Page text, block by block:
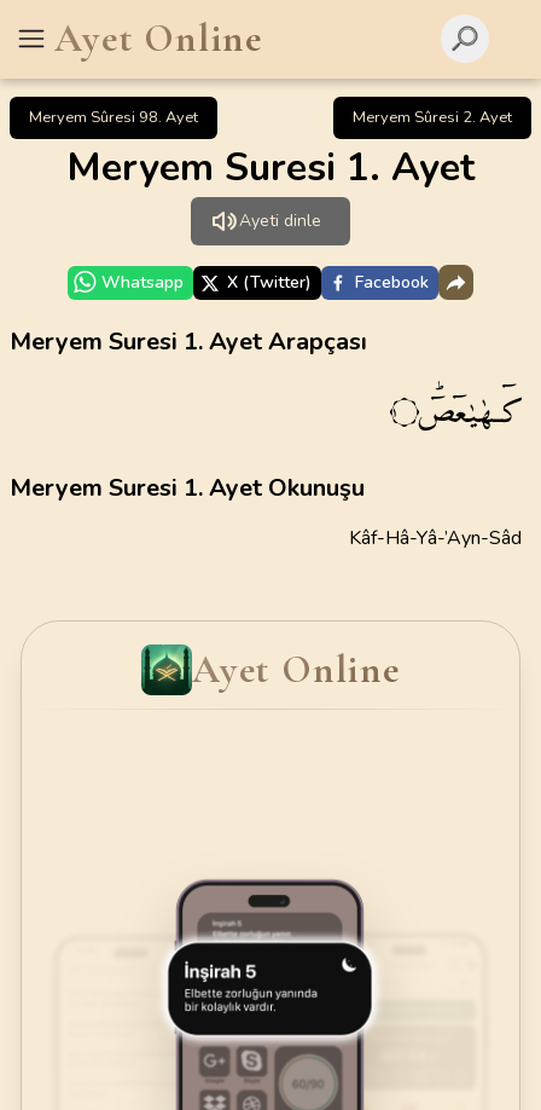
Ayet Online
Meryem Sûresi 98. Ayet Meryem Sûresi 2. Ayet
Meryem Suresi 1. Ayet
Ayeti dinle
Whatsapp X (Twitter) Facebook
Meryem Suresi 1. Ayet Arapçası
كٓـهٰيٰعٓصٓۜ ١
Meryem Suresi 1. Ayet Okunuşu
Kâf-Hâ-Yâ-’Ayn-Sâd
Ayet Online